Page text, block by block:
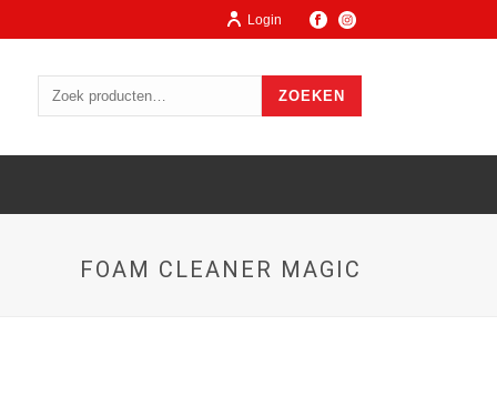
Login
ZOEKEN
FOAM CLEANER MAGIC